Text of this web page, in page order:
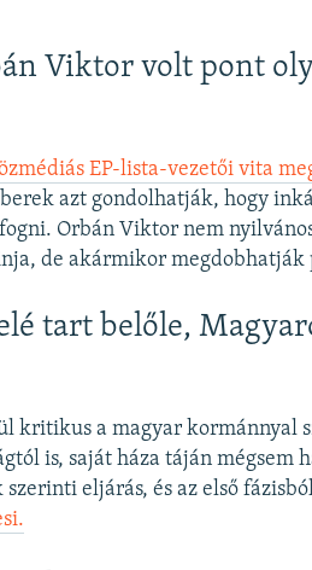
Viktor volt pont
EP-lista-vezetői vita
azt gondolhatják, hogy
Orbán Viktor nem
de akármikor megdobhatják
tart belőle,
kritikus a magyar kormánnyal
is, saját háza táján mégsem
eljárás, és az első